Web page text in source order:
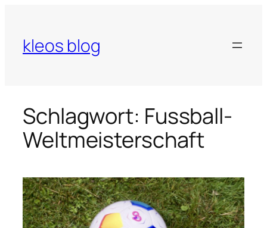
springen
kleos blog
Schlagwort: Fussball-
Weltmeisterschaft